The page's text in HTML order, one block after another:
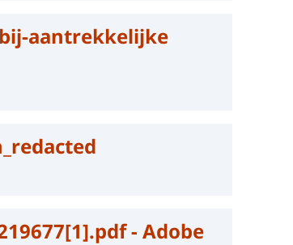
bij-aantrekkelijke
- Adobe